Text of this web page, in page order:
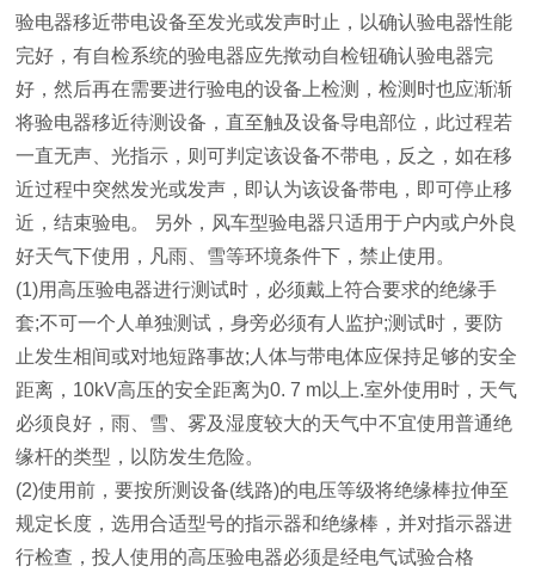
验电器移近带电设备至发光或发声时止，以确认验电器性能
完好，有自检系统的验电器应先揿动自检钮确认验电器完
好，然后再在需要进行验电的设备上检测，检测时也应渐渐
将验电器移近待测设备，直至触及设备导电部位，此过程若
一直无声、光指示，则可判定该设备不带电，反之，如在移
近过程中突然发光或发声，即认为该设备带电，即可停止移
近，结束验电。 另外，风车型验电器只适用于户内或户外良
好天气下使用，凡雨、雪等环境条件下，禁止使用。
(1)用高压验电器进行测试时，必须戴上符合要求的绝缘手
套;不可一个人单独测试，身旁必须有人监护;测试时，要防
止发生相间或对地短路事故;人体与带电体应保持足够的安全
距离，10kV高压的安全距离为0. 7 m以上.室外使用时，天气
必须良好，雨、雪、雾及湿度较大的天气中不宜使用普通绝
缘杆的类型，以防发生危险。
(2)使用前，要按所测设备(线路)的电压等级将绝缘棒拉伸至
规定长度，选用合适型号的指示器和绝缘棒，并对指示器进
行检查，投人使用的高压验电器必须是经电气试验合格